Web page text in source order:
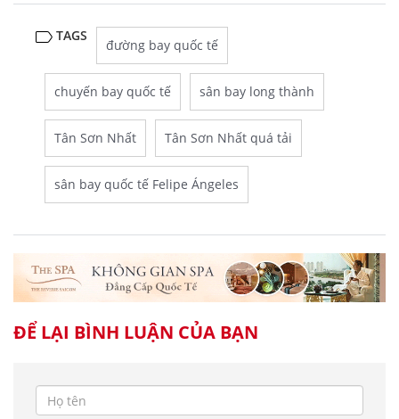
TAGS
đường bay quốc tế
chuyến bay quốc tế sân bay long thành
Tân Sơn Nhất Tân Sơn Nhất quá tải
sân bay quốc tế Felipe Ángeles
ĐỂ LẠI BÌNH LUẬN CỦA BẠN